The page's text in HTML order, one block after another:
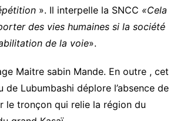
». Il interpelle la SNCC «Cela
des vies humaines si la société
de la voie».
Maitre sabin Mande. En outre , cet
de Lubumbashi déplore l’absence de
le tronçon qui relie la région du